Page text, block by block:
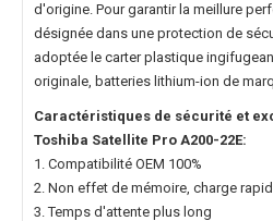
d'origine. Pour garantir la meillure
désignée dans une protection de
adoptée le carter plastique
originale, batteries lithium-ion de
Caractéristiques de sécurité et
Toshiba Satellite Pro A200-22E:
1. Compatibilité OEM 100%
2. Non effet de mémoire, charge
3. Temps d'attente plus long